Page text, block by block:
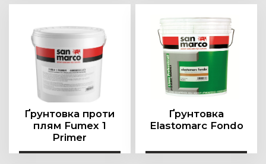
Ґрунтовка проти
плям Fumex 1
Primer
Ґрунтовка
Elastomarc Fondo